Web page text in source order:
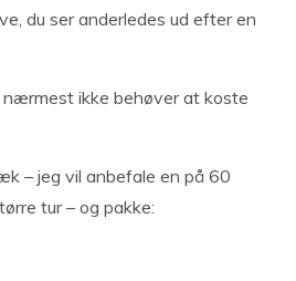
du ser anderledes ud efter en
ikke behøver at koste
– jeg vil anbefale en på 60
tur – og pakke: